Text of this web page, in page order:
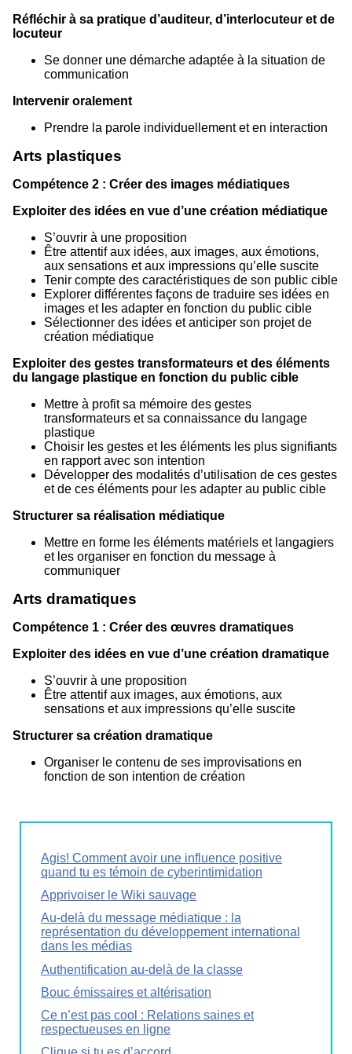
Réfléchir à sa pratique d’auditeur, d’interlocuteur et de
locuteur
Se donner une démarche adaptée à la situation de
communication
Intervenir oralement
Prendre la parole individuellement et en interaction
Arts plastiques
Compétence 2 : Créer des images médiatiques
Exploiter des idées en vue d’une création médiatique
S’ouvrir à une proposition
Être attentif aux idées, aux images, aux émotions,
aux sensations et aux impressions qu’elle suscite
Tenir compte des caractéristiques de son public cible
Explorer différentes façons de traduire ses idées en
images et les adapter en fonction du public cible
Sélectionner des idées et anticiper son projet de
création médiatique
Exploiter des gestes transformateurs et des éléments
du langage plastique en fonction du public cible
Mettre à profit sa mémoire des gestes
transformateurs et sa connaissance du langage
plastique
Choisir les gestes et les éléments les plus signifiants
en rapport avec son intention
Développer des modalités d’utilisation de ces gestes
et de ces éléments pour les adapter au public cible
Structurer sa réalisation médiatique
Mettre en forme les éléments matériels et langagiers
et les organiser en fonction du message à
communiquer
Arts dramatiques
Compétence 1 : Créer des œuvres dramatiques
Exploiter des idées en vue d’une création dramatique
S’ouvrir à une proposition
Être attentif aux images, aux émotions, aux
sensations et aux impressions qu’elle suscite
Structurer sa création dramatique
Organiser le contenu de ses improvisations en
fonction de son intention de création
Agis! Comment avoir une influence positive
quand tu es témoin de cyberintimidation
Apprivoiser le Wiki sauvage
Au-delà du message médiatique : la
représentation du développement international
dans les médias
Authentification au-delà de la classe
Bouc émissaires et altérisation
Ce n’est pas cool : Relations saines et
respectueuses en ligne